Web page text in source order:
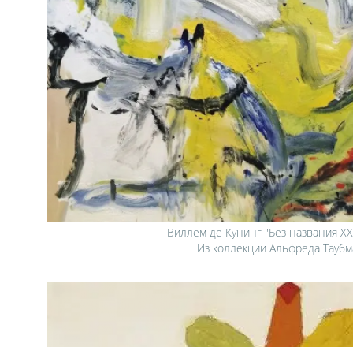
Виллем де Кунинг "Без названия
Из коллекции Альфреда